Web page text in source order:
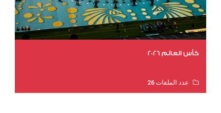
كأس العالم 2026
عدد الملفات 26